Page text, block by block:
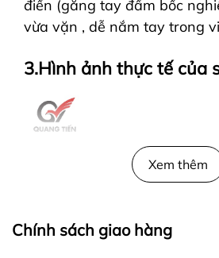
điển (găng tay đấm bốc
vừa vặn , dễ nắm tay trong
3.Hình ảnh thực tế của
Xem thêm
Chính sách giao hàng